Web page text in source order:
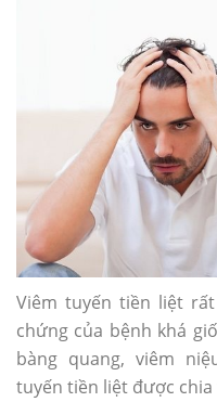
Viêm tuyến tiền liệt
chứng của bệnh khá
bàng quang, viêm
tuyến tiền liệt được